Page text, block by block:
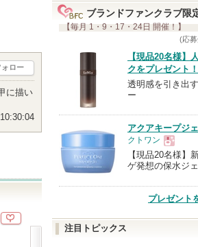
ォロー
に描い
ブランドファンクラブ限
【毎月 1・9・17・24日 開催！】
(応
【現品20名様】
クをプレゼント！
透明感を引き出
ー
アクアキープジ
クトワン
現
品
【現品20名様】
ゲ発想の保水ジ
プレゼント
注目トピックス